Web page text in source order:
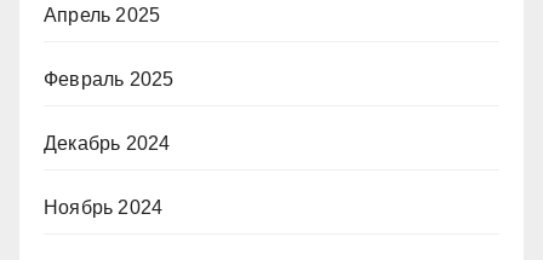
Апрель 2025
Февраль 2025
Декабрь 2024
Ноябрь 2024